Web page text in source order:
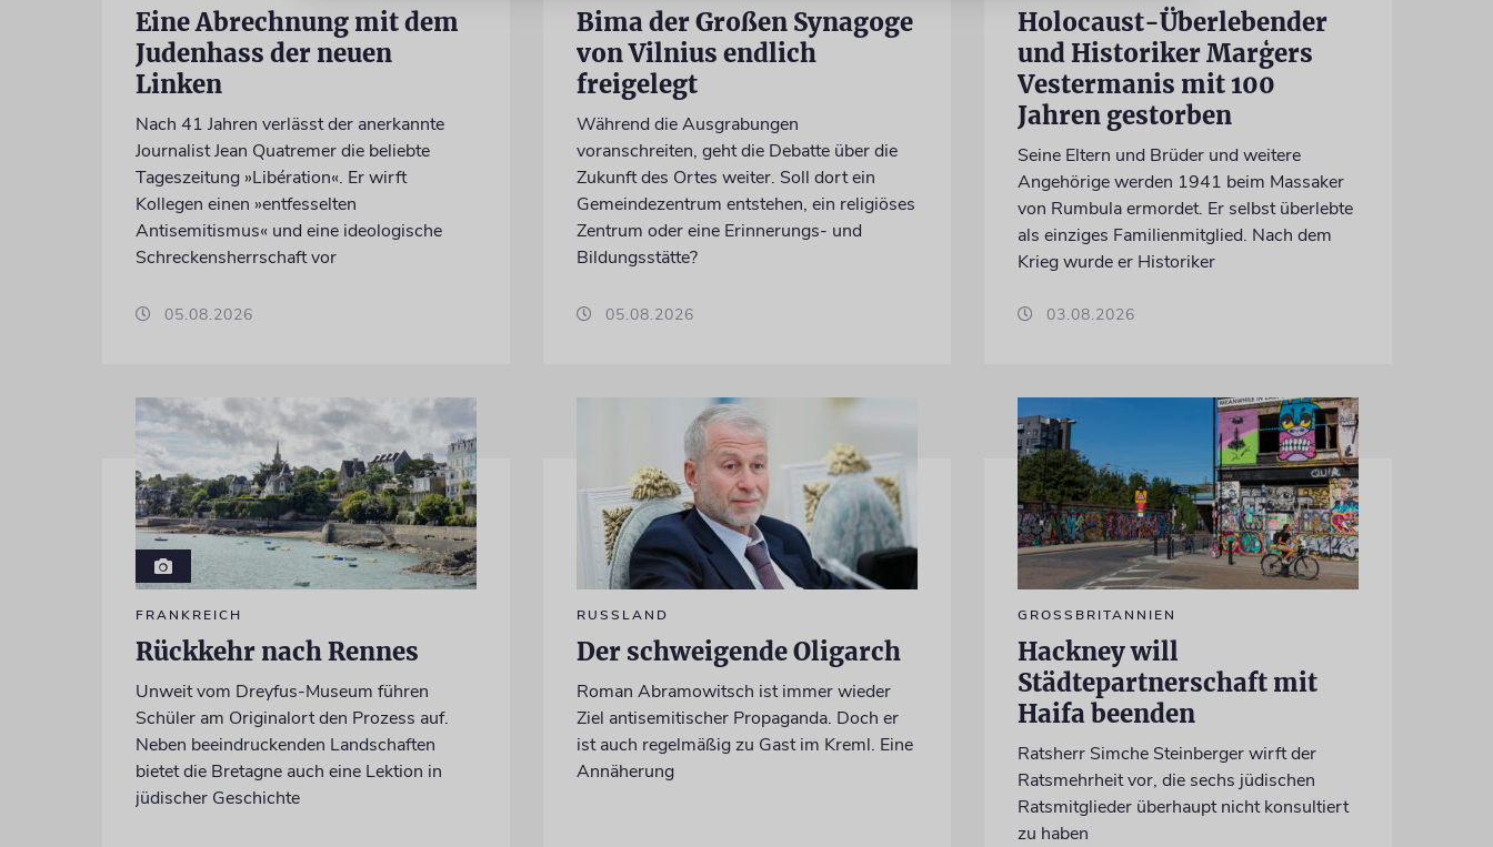
Eine Abrechnung mit dem
Judenhass der neuen
Linken
Nach 41 Jahren verlässt der anerkannte
Journalist Jean Quatremer die beliebte
Tageszeitung »Libération«. Er wirft
Kollegen einen »entfesselten
Antisemitismus« und eine ideologische
Schreckensherrschaft vor
05.08.2026
Bima der Großen Synagoge
von Vilnius endlich
freigelegt
Während die Ausgrabungen
voranschreiten, geht die Debatte über die
Zukunft des Ortes weiter. Soll dort ein
Gemeindezentrum entstehen, ein religiöses
Zentrum oder eine Erinnerungs- und
Bildungsstätte?
05.08.2026
Holocaust-Überlebender
und Historiker Marģers
Vestermanis mit 100
Jahren gestorben
Seine Eltern und Brüder und weitere
Angehörige werden 1941 beim Massaker
von Rumbula ermordet. Er selbst überlebte
als einziges Familienmitglied. Nach dem
Krieg wurde er Historiker
03.08.2026
FRANKREICH
Rückkehr nach Rennes
Unweit vom Dreyfus-Museum führen
Schüler am Originalort den Prozess auf.
Neben beeindruckenden Landschaften
bietet die Bretagne auch eine Lektion in
jüdischer Geschichte
RUSSLAND
Der schweigende Oligarch
Roman Abramowitsch ist immer wieder
Ziel antisemitischer Propaganda. Doch er
ist auch regelmäßig zu Gast im Kreml. Eine
Annäherung
GROSSBRITANNIEN
Hackney will
Städtepartnerschaft mit
Haifa beenden
Ratsherr Simche Steinberger wirft der
Ratsmehrheit vor, die sechs jüdischen
Ratsmitglieder überhaupt nicht konsultiert
zu haben